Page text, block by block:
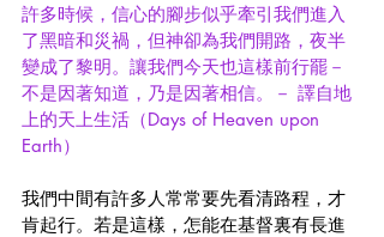
許多時候，信心的腳步似乎牽引我們進入
了黑暗和災禍，但神卻為我們開路，夜半
變成了黎明。讓我們今天也這樣前行罷－
不是因著知道，乃是因著相信。－ 譯自地
上的天上生活（Days of Heaven upon
Earth）
我們中間有許多人常常要先看清路程，才
肯起行。若是這樣，怎能在基督裏有長進